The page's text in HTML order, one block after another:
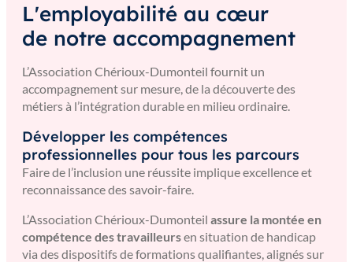
L'employabilité au cœur
de notre accompagnement
L’Association Chérioux-Dumonteil fournit un
accompagnement sur mesure, de la découverte des
métiers à l’intégration durable en milieu ordinaire.
Développer les compétences
professionnelles pour tous les parcours
Faire de l’inclusion une réussite implique excellence et
reconnaissance des savoir-faire.
L’Association Chérioux-Dumonteil assure la montée en
compétence des travailleursen situation de handicap
via des dispositifs de formations qualifiantes, alignés sur